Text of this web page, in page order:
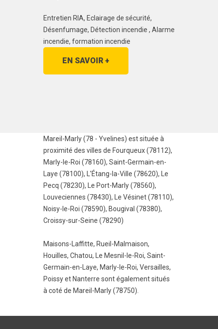
Entretien RIA, Eclairage de sécurité,
Désenfumage, Détection incendie , Alarme
incendie, formation incendie
EN SAVOIR +
Mareil-Marly (78 - Yvelines) est située à
proximité des villes de Fourqueux (78112),
Marly-le-Roi (78160), Saint-Germain-en-
Laye (78100), L'Étang-la-Ville (78620),
Le
Pecq (78230), Le Port-Marly (78560),
Louveciennes (78430), Le Vésinet (78110),
Noisy-le-Roi (78590), Bougival (78380),
Croissy-sur-Seine (78290)
Maisons-Laffitte, Rueil-Malmaison,
Houilles, Chatou, Le Mesnil-le-Roi, Saint-
Germain-en-Laye, Marly-le-Roi, Versailles,
Poissyet Nanterre sont également situés
à coté de Mareil-Marly (78750).